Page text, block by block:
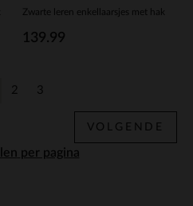
Zwarte leren enkellaarsjes met hak
139.99
per pagina
2 3
VOLGENDE